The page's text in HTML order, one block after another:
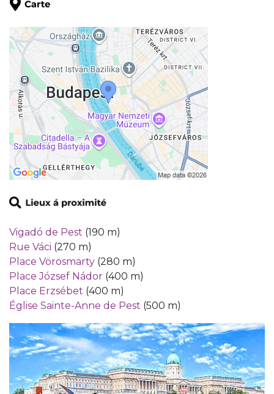
Vigadó de Pest (190 m)
Rue Váci (270 m)
Place Vörösmarty (280 m)
Place József Nádor (400 m)
Place Erzsébet (400 m)
Église Sainte-Anne de Pest (500 m)